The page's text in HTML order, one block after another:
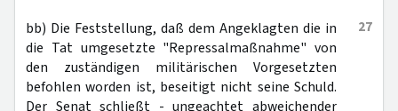
27
bb) Die Feststellung, daß dem Angeklagten die in
die Tat umgesetzte "Repressalmaßnahme" von
den zuständigen militärischen Vorgesetzten
befohlen worden ist, beseitigt nicht seine Schuld.
Der Senat schließt - ungeachtet abweichender